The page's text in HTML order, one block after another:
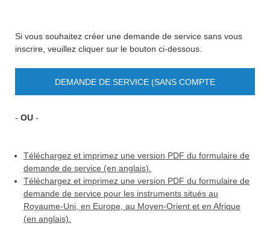
Si vous souhaitez créer une demande de service sans vous
inscrire, veuillez cliquer sur le bouton ci-dessous.
DEMANDE DE SERVICE (SANS COMPTE
- OU -
Téléchargez et imprimez une version PDF du formulaire de
demande de service (en anglais).
Téléchargez et imprimez une version PDF du formulaire de
demande de service pour les instruments situés au
Royaume-Uni, en Europe, au Moyen-Orient et en Afrique
(en anglais).